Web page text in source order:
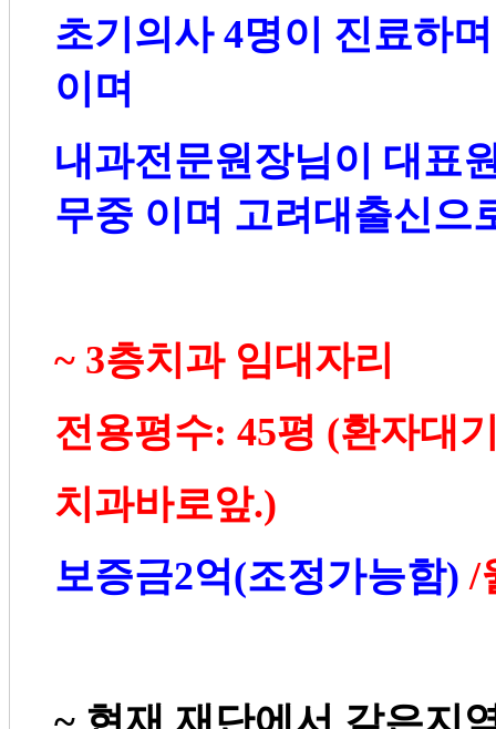
초기의사 4명이 진료하
이며
내과전문원장님이 대표
무중 이며 고려대출신으
~ 3층치과 임대자리
전용평수: 45평 (환자대
치과바로앞.)
보증금2억(조정가능함) /